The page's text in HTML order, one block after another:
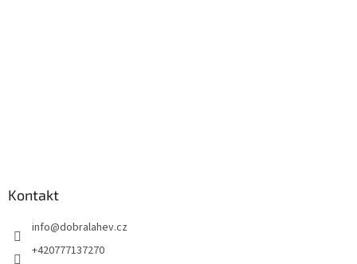
Kontakt
info@dobralahev.cz
+420777137270